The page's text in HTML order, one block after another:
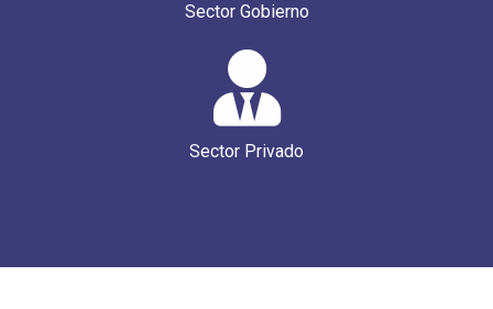
Sector Gobierno
Sector Privado